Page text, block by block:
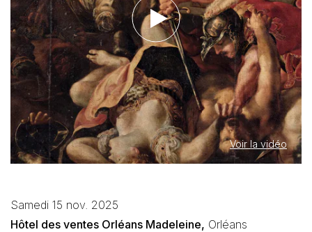
Voir la vidéo
Samedi 15 nov. 2025
Hôtel des ventes Orléans Madeleine, Orléans